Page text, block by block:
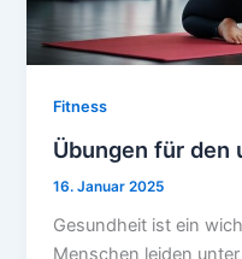
Fitness
Übungen für den
16. Januar 2025
Gesundheit ist ein
Menschen leiden